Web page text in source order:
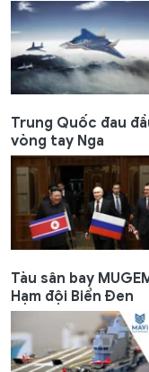
Trung Quốc đau
vòng tay Nga
Tàu sân bay
Hạm đội Biển Đen